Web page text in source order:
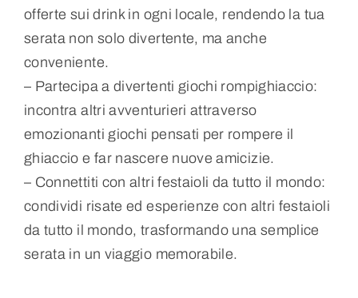
offerte sui drink in ogni locale, rendendo la tua
serata non solo divertente, ma anche
conveniente.
– Partecipa a divertenti giochi rompighiaccio:
incontra altri avventurieri attraverso
emozionanti giochi pensati per rompere il
ghiaccio e far nascere nuove amicizie.
– Connettiti con altri festaioli da tutto il mondo:
condividi risate ed esperienze con altri festaioli
da tutto il mondo, trasformando una semplice
serata in un viaggio memorabile.